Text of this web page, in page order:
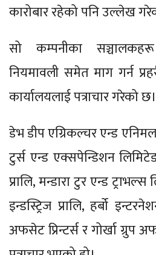
कारोबार रहेको पनि उल्लेख
सो कम्पनीका
नियमावली समेत माग गर्न
कार्यालयलाई पत्राचार गरेको छ।
डेभ डीप एग्रिकल्चर एन्ड एनिमल
टुर्स एन्ड एक्सपेन्डिशन
प्रालि, मन्डारा टुर एन्ड
इन्डस्ट्रिज प्रालि, हर्बो
अफसेट प्रिन्टर्स र गोर्खा ग्रुप